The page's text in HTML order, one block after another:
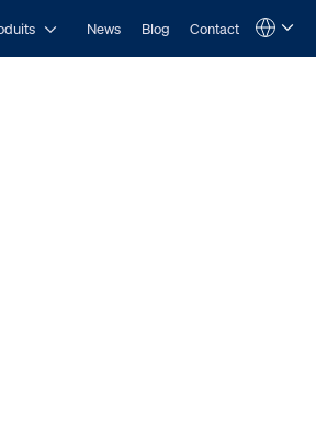
Open Produits
News Blog Contact